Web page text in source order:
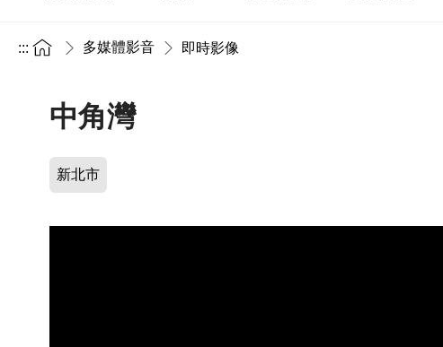
::: 多媒體影音 即時影像
中角灣
新北市